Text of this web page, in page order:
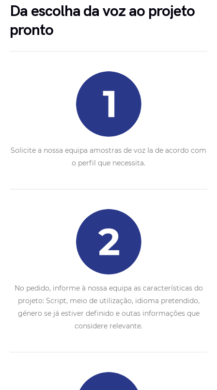
Da escolha da voz ao projeto
pronto
Solicite a nossa equipa amostras de voz Ia de acordo com
o perfil que necessita.
No pedido, informe à nossa equipa as características do
projeto: Script, meio de utilização, idioma pretendido,
género se já estiver definido e outas informações que
considere relevante.